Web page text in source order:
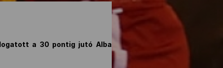
a 30 pontig jutó Alba